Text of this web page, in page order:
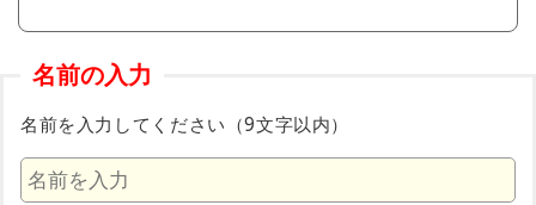
名前の入力
名前を入力してください（9文字以内）